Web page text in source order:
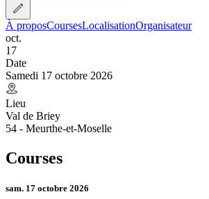
À proposCoursesLocalisationOrganisateur
oct.
17
Date
Samedi 17 octobre 2026
Lieu
Val de Briey
54 - Meurthe-et-Moselle
Courses
sam. 17 octobre 2026